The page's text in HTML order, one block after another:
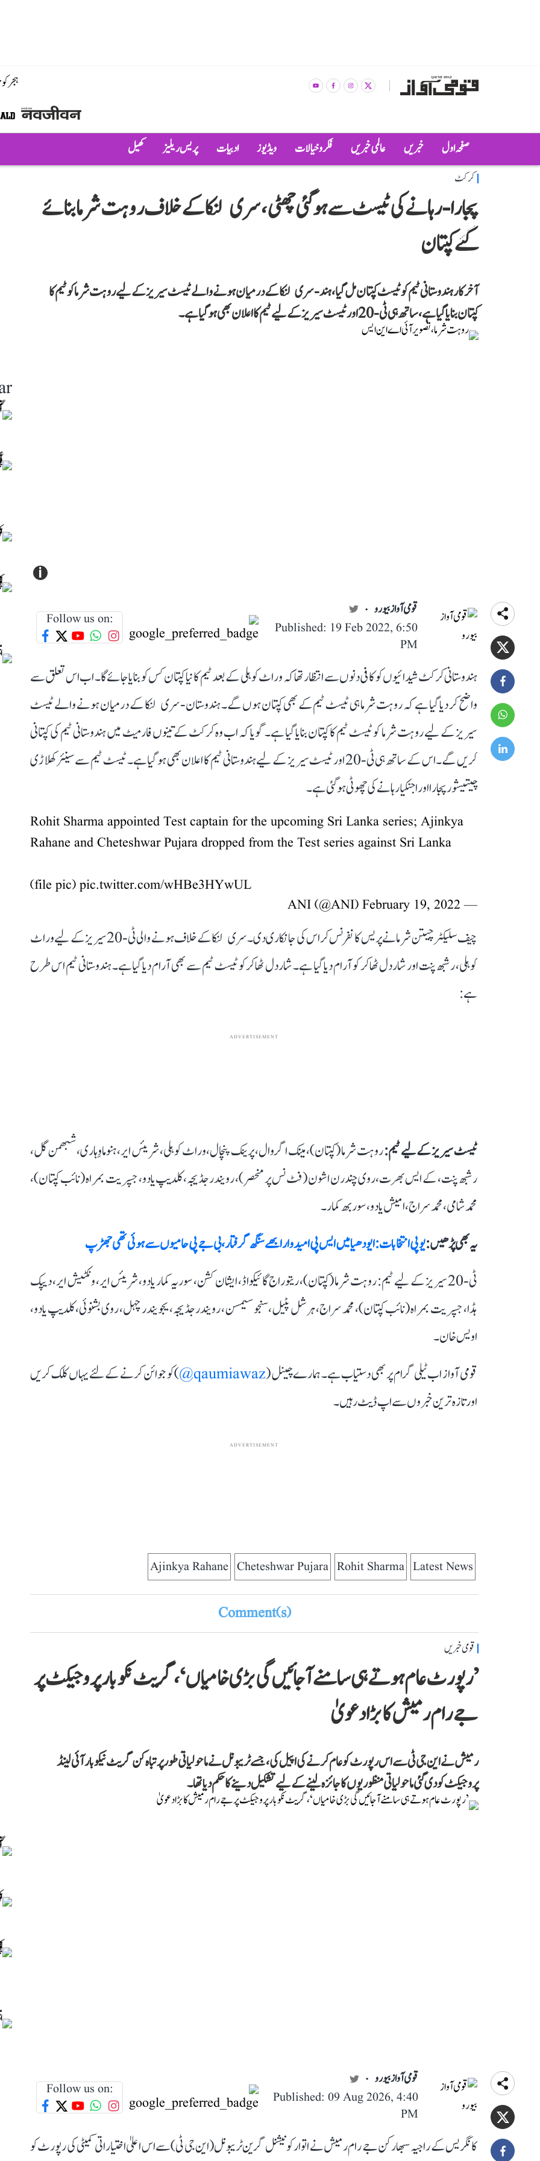
ہجر
صفحہ اول خبریں عالمی خبریں فکر و خیالات ویڈیوز ادبیات پریس ریلیز کھیل
کرکٹ
پجارا-رہانے کی ٹیسٹ سے ہو گئی چھٹی، سری لنکا کے خلاف روہت شرما بنائے
گئے کپتان
آخر کار ہندوستانی ٹیم کو ٹیسٹ کپتان مل گیا، ہند-سری لنکا کے درمیان ہونے والے ٹیسٹ سیریز کے لیے روہت شرما کو ٹیم کا
کپتان بنایا گیا ہے، ساتھ ہی ٹی-20 اور ٹیسٹ سیریز کے لیے ٹیم کا اعلان بھی ہو گیا ہے۔
i
قومی آواز بیورو
Published: 19 Feb 2022, 6:50
PM
Follow us on:
ہندوستانی کرکٹ شیدائیوں کو کافی دنوں سے انتظار تھا کہ وراٹ کوہلی کے بعد ٹیم کا نیا کپتان کس کو بنایا جائے گا۔ اب اس تعلق سے
واضح کر دیا گیا ہے کہ روہت شرما ہی ٹیسٹ ٹیم کے بھی کپتان ہوں گے۔ ہندوستان-سری لنکا کے درمیان ہونے والے ٹیسٹ
سیریز کے لیے روہت شرما کو ٹیسٹ ٹیم کا کپتان بنایا گیا ہے۔ گویا کہ اب وہ کرکٹ کے تینوں فارمیٹ میں ہندوستانی ٹیم کی کپتانی
کریں گے۔ اس کے ساتھ ہی ٹی-20 اور ٹیسٹ سیریز کے لیے ہندوستانی ٹیم کا اعلان بھی ہو گیا ہے۔ ٹیسٹ ٹیم سے سینئر کھلاڑی
چیتیشور پجارا اور اجنکیا رہانے کی چھوٹی ہو گئی ہے۔
Rohit Sharma appointed Test captain for the upcoming Sri Lanka series; Ajinkya
Rahane and Cheteshwar Pujara dropped from the Test series against Sri Lanka
(file pic)pic.twitter.com/wHBe3HYwUL
— ANI (@ANI)
February 19, 2022
چیف سلیکٹر چیتن شرما نے پریس کانفرنس کر اس کی جانکاری دی۔ سری لنکا کے خلاف ہونے والی ٹی-20 سیریز کے لیے وراٹ
کوہلی، رشبھ پنت اور شاردل ٹھاکر کو آرام دیا گیا ہے۔ شاردل ٹھاکر کو ٹیسٹ ٹیم سے بھی آرام دیا گیا ہے۔ ہندوستانی ٹیم اس طرح
ہے:
ADVERTISEMENT
ٹیسٹ سیریز کے لیے ٹیم:روہت شرما (کپتان)، مینک اگروال، پرینک پنچال، وراٹ کوہلی، شریئس ایر، ہنوما وِہاری، شبھمن گل،
رشبھ پنت، کے ایس بھرت، روی چندرن اشون (فٹ نس پر منحصر)، رویندر جڈیجہ، کلدیپ یادو، جسپریت بمراہ (نائب کپتان)،
محمد شامی، محمد سراج، امیش یادو، سوربھ کمار۔
یہ بھی پڑھیں :یوپی انتخابات: ایودھیا میں ایس پی امیدوار ابھے سنگھ گرفتار، بی جے پی حامیوں سے ہوئی تھی جھڑپ
ٹی-20 سیریز کے لیے ٹیم: روہت شرما (کپتان)، ریتوراج گائیکواڈ، ایشان کشن، سوریہ کمار یادو، شریئس ایر، ونکٹیش ایر، دیپک
ہڈا، جسپریت بمراہ (نائب کپتان)، محمد سراج، ہرشل پٹیل، سنجو سیمسن، رویندر جڈیجہ، یجویندر چہل، روی بشنوئی، کلدیپ یادو،
اویس خان۔
قومی آواز اب ٹیلی گرام پر بھی دستیاب ہے۔ ہمارے چینل (qaumiawaz@
) کو جوائن کرنے کے لئے یہاں کلک کریں
اور تازہ ترین خبروں سے اپ ڈیٹ رہیں۔
ADVERTISEMENT
Latest News
Rohit Sharma
Cheteshwar Pujara
Ajinkya Rahane
Comment(s)
قومی خبریں
’رپورٹ عام ہوتے ہی سامنے آ جائیں گی بڑی خامیاں‘، گریٹ نکوبار پروجیکٹ پر
جے رام رمیش کا بڑا دعویٰ
رمیش نے این جی ٹی سے اس رپورٹ کو عام کرنے کی اپیل کی، جسے ٹریبونل نے ماحولیاتی طور پر تباہ کن گریٹ نیکوبار آئی لینڈ
پروجیکٹ کو دی گئی ماحولیاتی منظوریوں کا جائزہ لینے کے لیے تشکیل دینے کا حکم دیا تھا۔
قومی آواز بیورو
Published: 09 Aug 2026, 4:40
PM
Follow us on:
کانگریس کے راجیہ سبھا رکن جے رام رمیش نے اتوار کو نیشنل گرین ٹریبونل (این جی ٹی) سے اس اعلیٰ اختیاراتی کمیٹی کی رپورٹ کو